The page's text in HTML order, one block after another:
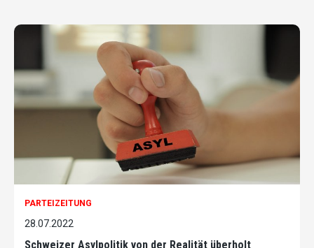
PARTEIZEITUNG
28.07.2022
Schweizer Asylpolitik von der Realität überholt